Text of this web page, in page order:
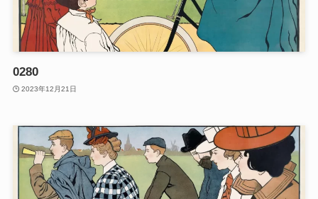
0280
2023年12月21日